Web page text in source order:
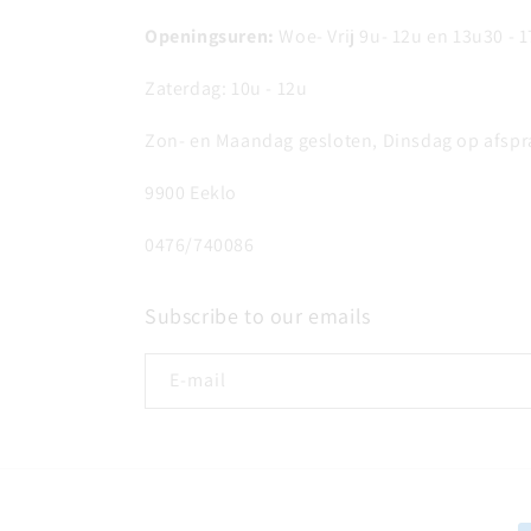
Openingsuren: Woe- Vrij 9u- 12u en 13u30 -
Zaterdag: 10u - 12u
Zon- en Maandag gesloten, Dinsdag op
9900 Eeklo
0476/740086
Subscribe to our emails
E‑mail